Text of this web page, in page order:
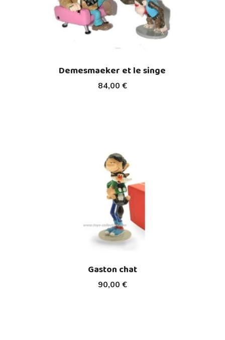
84,00 €
Demesmaeker et le singe
90,00 €
Gaston chat